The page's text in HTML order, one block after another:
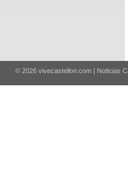
© 2026 vivecastellon.com | Noticias